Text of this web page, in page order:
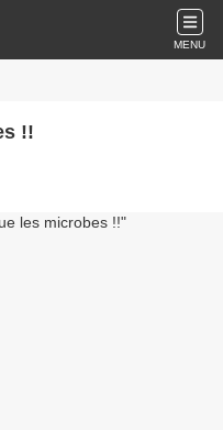
MENU
!!